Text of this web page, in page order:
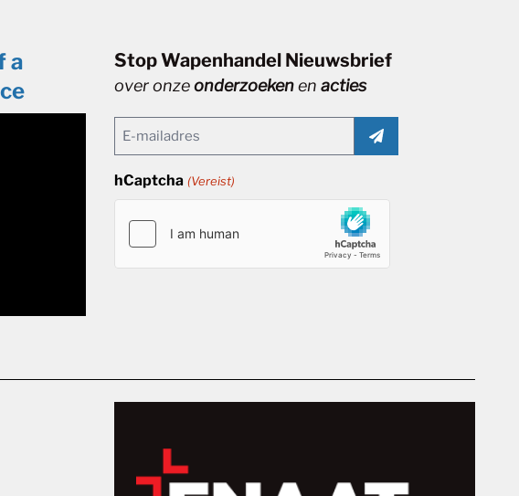
a
Stop Wapenhandel Nieuwsbrief
over onzeonderzoekenenacties
Email
hCaptcha (Vereist)